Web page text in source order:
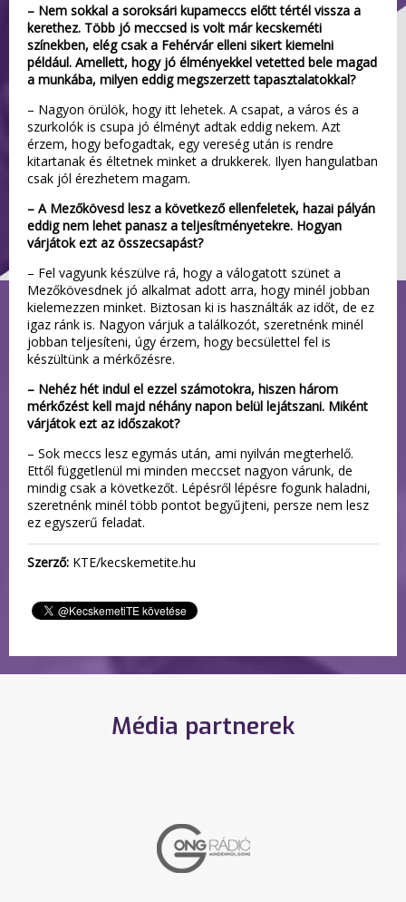
– Nem sokkal a soroksári kupameccs előtt tértél vissza a
kerethez. Több jó meccsed is volt már kecskeméti
színekben, elég csak a Fehérvár elleni sikert kiemelni
például. Amellett, hogy jó élményekkel vetetted bele magad
a munkába, milyen eddig megszerzett tapasztalatokkal?
– Nagyon örülök, hogy itt lehetek. A csapat, a város és a
szurkolók is csupa jó élményt adtak eddig nekem. Azt
érzem, hogy befogadtak, egy vereség után is rendre
kitartanak és éltetnek minket a drukkerek. Ilyen hangulatban
csak jól érezhetem magam.
– A Mezőkövesd lesz a következő ellenfeletek, hazai pályán
eddig nem lehet panasz a teljesítményetekre. Hogyan
várjátok ezt az összecsapást?
– Fel vagyunk készülve rá, hogy a válogatott szünet a
Mezőkövesdnek jó alkalmat adott arra, hogy minél jobban
kielemezzen minket. Biztosan ki is használták az időt, de ez
igaz ránk is. Nagyon várjuk a találkozót, szeretnénk minél
jobban teljesíteni, úgy érzem, hogy becsülettel fel is
készültünk a mérkőzésre.
– Nehéz hét indul el ezzel számotokra, hiszen három
mérkőzést kell majd néhány napon belül lejátszani. Miként
várjátok ezt az időszakot?
– Sok meccs lesz egymás után, ami nyilván megterhelő.
Ettől függetlenül mi minden meccset nagyon várunk, de
mindig csak a következőt. Lépésről lépésre fogunk haladni,
szeretnénk minél több pontot begyűjteni, persze nem lesz
ez egyszerű feladat.
Szerző: KTE/kecskemetite.hu
Média partnerek